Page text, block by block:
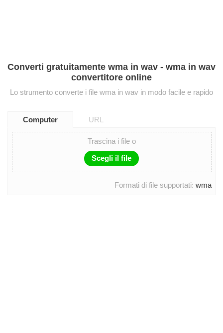
Converti gratuitamente wma in wav - wma in wav
convertitore online
Lo strumento converte i file wma in wav in modo facile e rapido
Computer URL
Trascina i file o
Scegli il file
Formati di file supportati: wma